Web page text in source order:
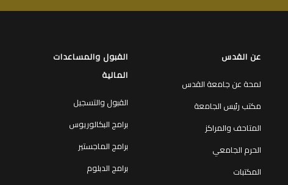
عن القدس
لمحة عن جامعة القدس
مكتب رئيس الجامعة
المتاحف والمراكز
الحرم الجامعي
المكتبات
القبول والمساعدات
المالية
القبول والتسجيل
برامج البكالوريوس
برامج الماجستير
برامج الدبلوم